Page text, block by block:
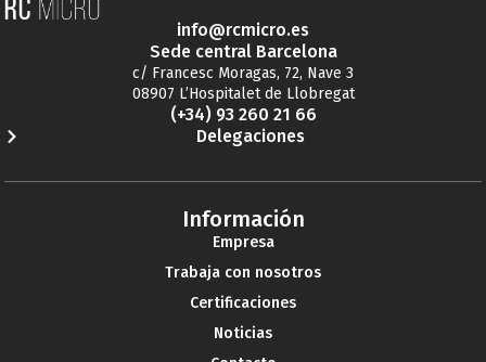
info@rcmicro.es
Sede central Barcelona
c/ Francesc Moragas, 72, Nave 3
08907 L’Hospitalet de Llobregat
(+34) 93 260 21 66
Delegaciones
Información
Empresa
Trabaja con nosotros
Certificaciones
Noticias